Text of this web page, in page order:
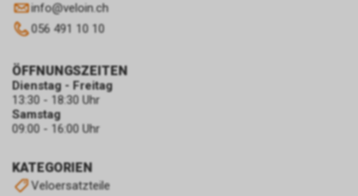
info@veloin.ch
056 491 10 10
KATEGORIEN
Veloersatzteile
ÖFFNUNGSZEITEN
Dienstag - Freitag
13:30 - 18:30 Uhr
Samstag
09:00 - 16:00 Uhr